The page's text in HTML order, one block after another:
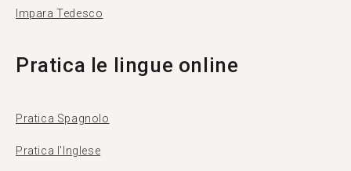
Impara Tedesco
Pratica le lingue online
Pratica Spagnolo
Pratica l'Inglese